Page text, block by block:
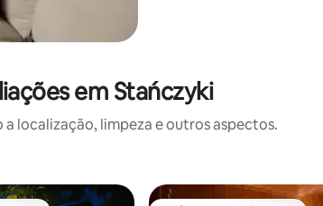
em Stańczyki
localização, limpeza e outros aspectos.